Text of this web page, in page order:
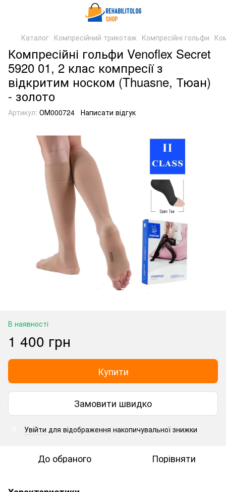
Каталог Компресійний трикотаж Компресійні гольфи
Компресійні гольфи Venoflex Secret
5920 01, 2 клас компресії з
відкритим носком (Thuasne, Тюан)
- золото
Артикул: ОМ000724 Написати відгук
В наявності
1 400 грн
Купити
Замовити швидко
Увійти для відображення накопичувальної знижки
До обраного Порівняти